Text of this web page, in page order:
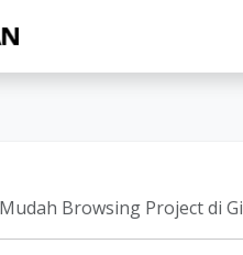
Mudah Browsing Project di GitHub dengan